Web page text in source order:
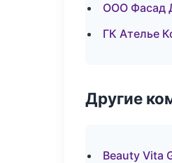
ООО Фасад
ГК Ателье
Другие
Beauty Vita